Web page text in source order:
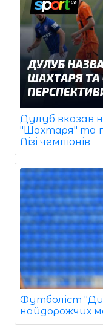
Дулуб вказав
"Шахтаря" та
Лізі чемпіонів
Футболіст
найдорожчих